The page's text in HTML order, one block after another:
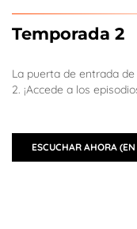
Temporada 2
La puerta de entrada
2. ¡Accede a los
ESCUCHAR AHORA